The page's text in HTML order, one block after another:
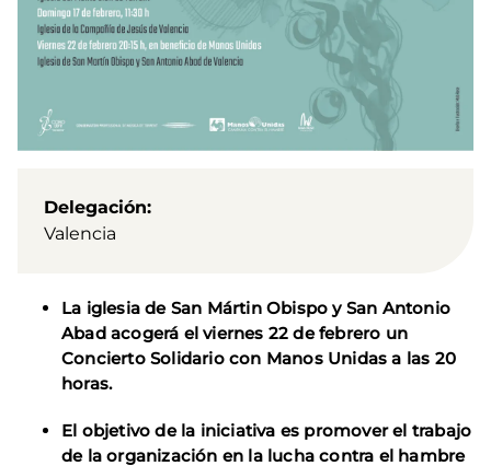
Delegación
Valencia
La iglesia de San Mártin Obispo y San Antonio
Abad acogerá el viernes 22 de febrero un
Concierto Solidario con Manos Unidas a las 20
horas.
El objetivo de la iniciativa es promover el trabajo
de la organización en la lucha contra el hambre